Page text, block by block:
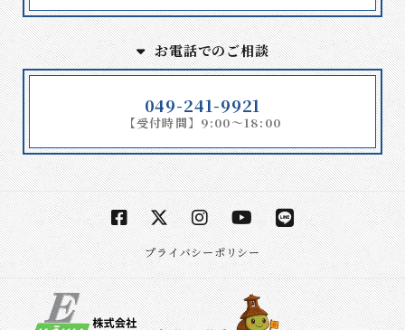
お電話でのご相談
049-241-9921
【受付時間】9:00～18:00
プライバシーポリシー